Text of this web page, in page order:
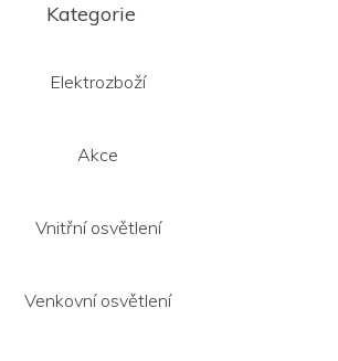
Kategorie
Elektrozboží
Akce
Vnitřní osvětlení
Venkovní osvětlení